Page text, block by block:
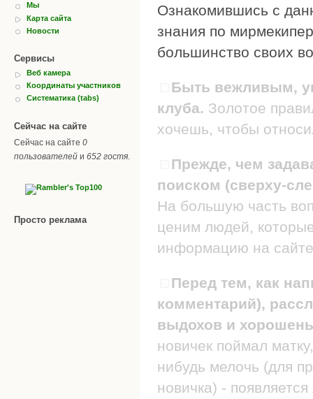
Мы
Карта сайта
Новости
Сервисы
Веб камера
Координаты участников
Систематика (tabs)
Сейчас на сайте
Сейчас на сайте 0
пользователей и 652 гостя.
Просто реклама
Ознакомившись с
знания по
большинство своих
Быть вежливым,
клуба. Золотое
хочешь, чтобы
Прежде, чем
поиском (сверху-
На большую часть
ценим людей,
информацию на
Перед тем, как
комментарий),
выдохов и
новичек поймал
нибудь мелочь (для
новичка) -